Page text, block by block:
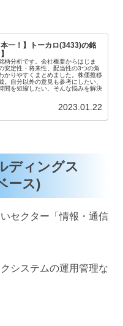
本一！】トーカロ(3433)の銘
柄分析です。会社概要からはじま
安定性・将来性、配当性の3つの角
かりやすくまとめました。株価推移
。自分以外の意見も参考にしたい、
間を短縮したい、そんな悩みを解決
2023.01.22
ディングス
ース)
セクター「情報・通信
システムの運用管理な